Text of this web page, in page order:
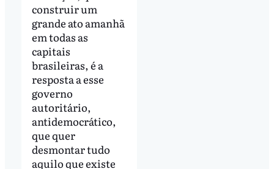
construir um
grande ato amanhã
em todas as
capitais
brasileiras, é a
resposta a esse
governo
autoritário,
antidemocrático,
que quer
desmontar tudo
aquilo que existe